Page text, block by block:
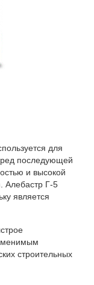
для
последующей
и высокой
Алебастр Г-5
является
строительных